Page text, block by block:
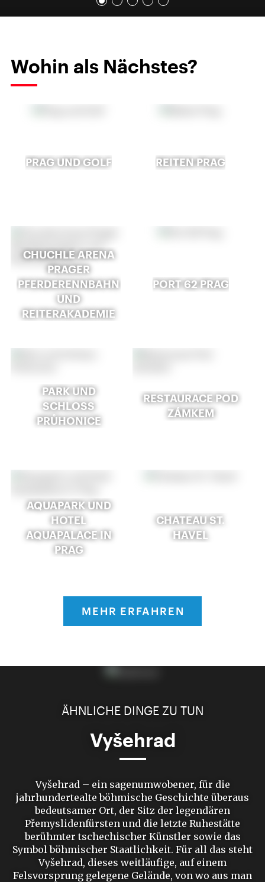
Wohin als Nächstes?
PRAG UND GOLF REITEN PRAG
CHUCHLE ARENA
PRAGER
PFERDERENNBAHN
UND
REITERAKADEMIE
PORT 62 PRAG
PARK UND
SCHLOSS
PRŮHONICE
RESTAURACE POD
ZÁMKEM
AQUAPARK UND
HOTEL
AQUAPALACE IN
PRAG
CHATEAU ST.
HAVEL
MEHR ERFAHREN
ÄHNLICHE DINGE ZU TUN
Vyšehrad
Vyšehrad – ein sagenumwobener, für die
jahrhundertealte böhmische Geschichte überaus
bedeutsamer Ort, der Sitz der legendären
Přemyslidenfürsten und die letzte Ruhestätte
berühmter tschechischer Künstler sowie das
Symbol böhmischer Staatlichkeit. Für all das steht
Vyšehrad, dieses weitläufige, auf einem
Felsvorsprung gelegene Gelände, von wo aus man